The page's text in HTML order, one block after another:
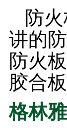
防
讲的
防火
胶合
格林